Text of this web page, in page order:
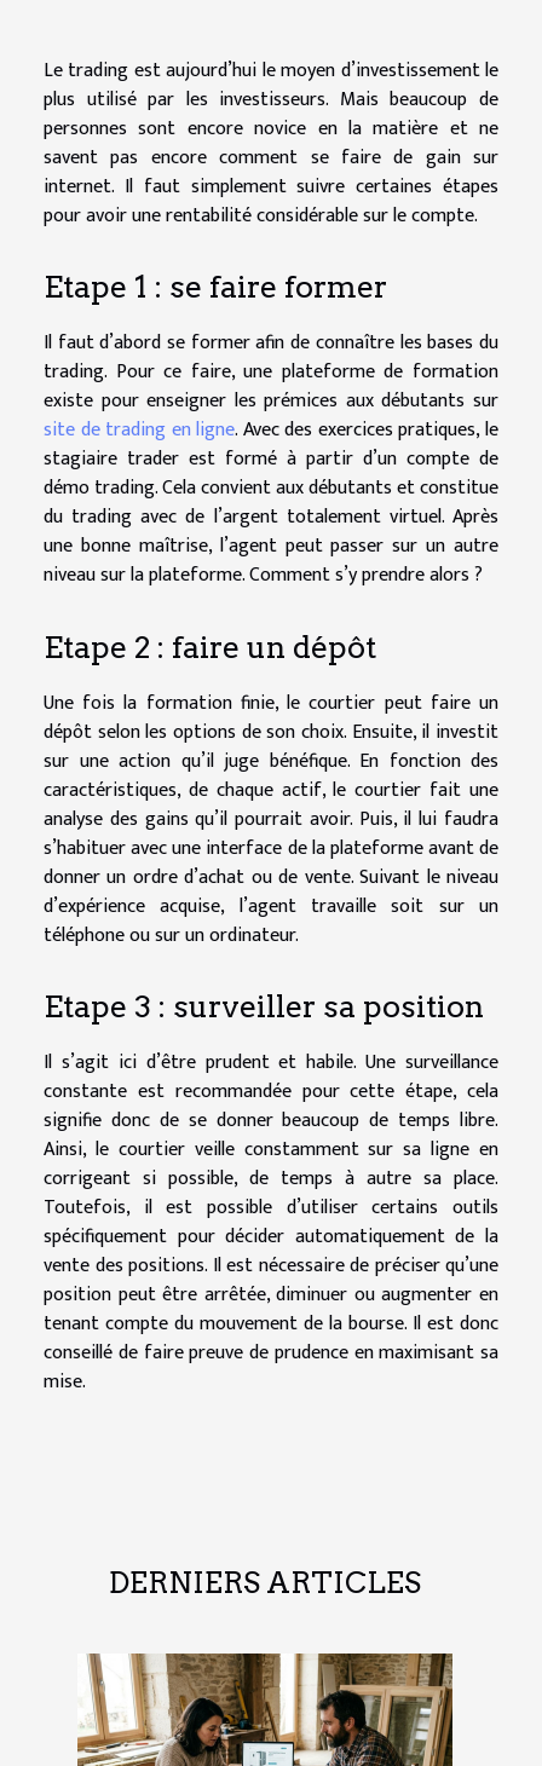
Le trading est aujourd’hui le moyen d’investissement le
plus utilisé par les investisseurs. Mais beaucoup de
personnes sont encore novice en la matière et ne
savent pas encore comment se faire de gain sur
internet. Il faut simplement suivre certaines étapes
pour avoir une rentabilité considérable sur le compte.
Etape 1 : se faire former
Il faut d’abord se former afin de connaître les bases du
trading. Pour ce faire, une plateforme de formation
existe pour enseigner les prémices aux débutants sur
site de trading en ligne. Avec des exercices pratiques, le
stagiaire trader est formé à partir d’un compte de
démo trading. Cela convient aux débutants et constitue
du trading avec de l’argent totalement virtuel. Après
une bonne maîtrise, l’agent peut passer sur un autre
niveau sur la plateforme. Comment s’y prendre alors ?
Etape 2 : faire un dépôt
Une fois la formation finie, le courtier peut faire un
dépôt selon les options de son choix. Ensuite, il investit
sur une action qu’il juge bénéfique. En fonction des
caractéristiques, de chaque actif, le courtier fait une
analyse des gains qu’il pourrait avoir. Puis, il lui faudra
s’habituer avec une interface de la plateforme avant de
donner un ordre d’achat ou de vente. Suivant le niveau
d’expérience acquise, l’agent travaille soit sur un
téléphone ou sur un ordinateur.
Etape 3 : surveiller sa position
Il s’agit ici d’être prudent et habile. Une surveillance
constante est recommandée pour cette étape, cela
signifie donc de se donner beaucoup de temps libre.
Ainsi, le courtier veille constamment sur sa ligne en
corrigeant si possible, de temps à autre sa place.
Toutefois, il est possible d’utiliser certains outils
spécifiquement pour décider automatiquement de la
vente des positions. Il est nécessaire de préciser qu’une
position peut être arrêtée, diminuer ou augmenter en
tenant compte du mouvement de la bourse. Il est donc
conseillé de faire preuve de prudence en maximisant sa
mise.
DERNIERS ARTICLES